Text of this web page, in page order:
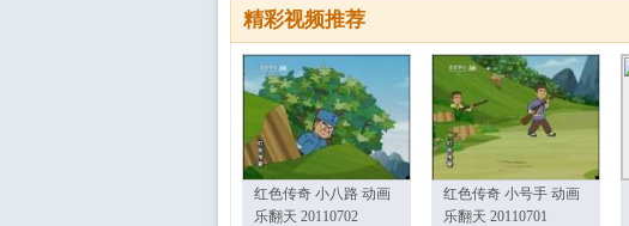
精彩视频推荐
红色传奇 小八路 动画
乐翻天 20110702
红色传奇 小号手 动画
乐翻天 20110701